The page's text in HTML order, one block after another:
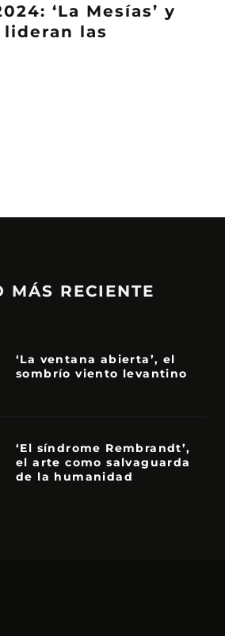
‘La Mesías’ y
lideran las
MÁS RECIENTE
‘La ventana abierta’, el
sombrío viento levantino
‘El síndrome Rembrandt’,
el arte como salvaguarda
de la humanidad